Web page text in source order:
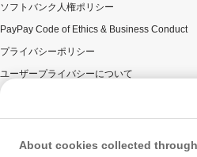
ソフトバンク人権ポリシー
PayPay Code of Ethics & Business Conduct
プライバシーポリシー
ユーザープライバシーについて
ウェブサイト利用規約
反社会的勢力に対する方針
About cookies collected